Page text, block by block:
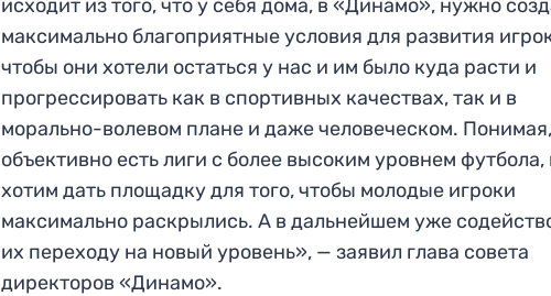
исходит из того, что у себя дома, в «Динамо», нужно
максимально благоприятные условия для развития
чтобы они хотели остаться у нас и им было куда расти и
прогрессировать как в спортивных качествах, так и в
морально-волевом плане и даже человеческом.
объективно есть лиги с более высоким уровнем
хотим дать площадку для того, чтобы молодые игроки
максимально раскрылись. А в дальнейшем уже
их переходу на новый уровень», — заявил глава совета
директоров «Динамо».